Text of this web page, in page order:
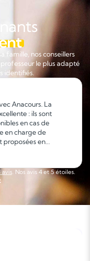
famille, nos conseillers
le plus adapté
identifiés.
Anacours. La
: ils sont
en cas de
en charge de
proposées en
permet d’organiser
sans
avis. Nos avis 4 et 5 étoiles.